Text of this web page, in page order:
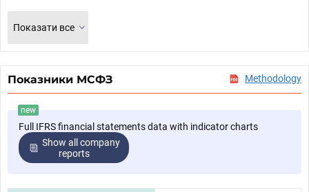
Показати все
Показники МСФЗ Methodology
new
Full IFRS financial statements data with indicator charts
Show all company
reports